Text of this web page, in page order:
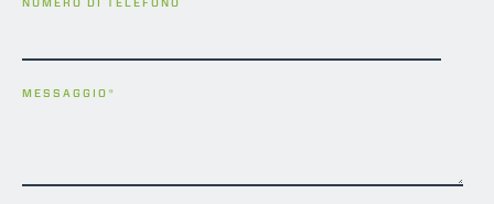
MESSAGGIO*